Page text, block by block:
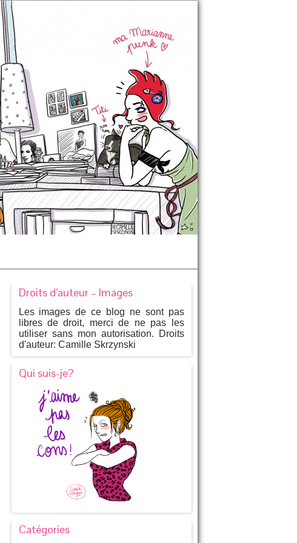
Droits d’auteur – Images
Les images de ce blog ne sont pas
libres de droit, merci de ne pas les
utiliser sans mon autorisation. Droits
d'auteur: Camille Skrzynski
Qui suis-je?
Catégories